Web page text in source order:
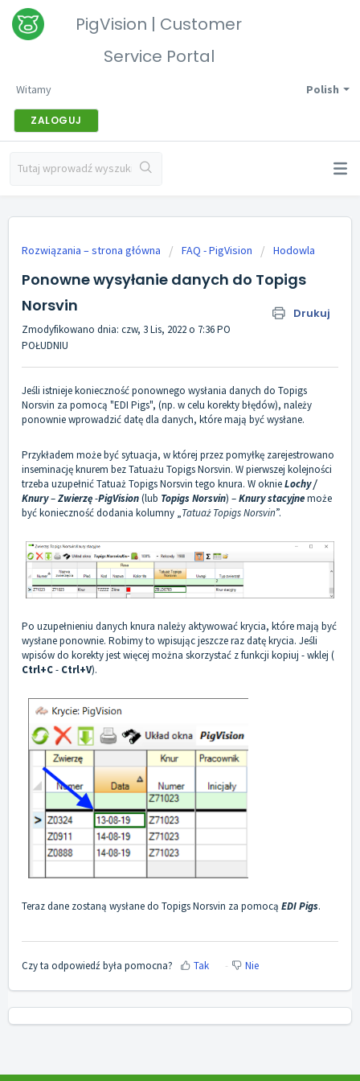
PigVision | Customer
Service Portal
Polish
Witamy
ZALOGUJ
Rozwiązania – strona główna FAQ - PigVision Hodowla
Ponowne wysyłanie danych do Topigs
Norsvin
Drukuj
Zmodyfikowano dnia: czw, 3 Lis, 2022 o 7:36 PO
POŁUDNIU
Jeśli istnieje konieczność ponownego wysłania danych do Topigs
Norsvin za pomocą "EDI Pigs", (np. w celu korekty błędów), należy
ponownie wprowadzić datę dla danych, które mają być wysłane.
Przykładem może być sytuacja, w której przez pomyłkę zarejestrowano
inseminację knurem bez Tatuażu Topigs Norsvin. W pierwszej kolejności
trzeba uzupełnić Tatuaż Topigs Norsvin tego knura. W oknieLochy /
Knury–Zwierzę-PigVision(lub Topigs Norsvin) –Knury stacyjnemoże
być konieczność dodania kolumny „Tatuaż Topigs Norsvin”.
Po uzupełnieniu danych knura należy aktywować krycia, które mają być
wysłane ponownie. Robimy to wpisując jeszcze raz datę krycia. Jeśli
wpisów do korekty jest więcej można skorzystać z funkcji kopiuj - wklej (
Ctrl+C- Ctrl+V).
Teraz dane zostaną wysłane do Topigs Norsvin za pomocą EDI Pigs.
Czy ta odpowiedź była pomocna? Tak Nie